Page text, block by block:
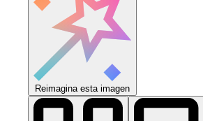
Reimagina esta imagen